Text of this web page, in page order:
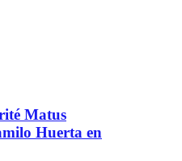
Matus
Huerta en